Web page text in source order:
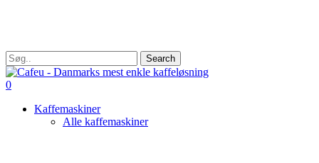
content
Search
Close
Search
search
0
Kaffemaskiner
Alle kaffemaskiner